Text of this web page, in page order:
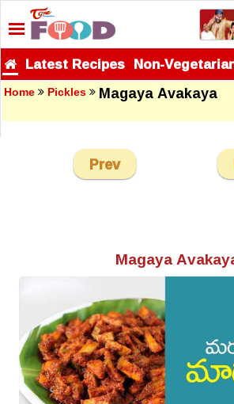
Latest Recipes Non-
Home Pickles Magaya Avakaya
Prev
Magaya